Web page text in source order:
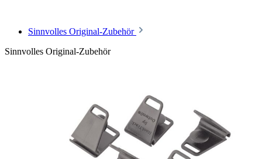
Sinnvolles Original-Zubehör
Sinnvolles Original-Zubehör